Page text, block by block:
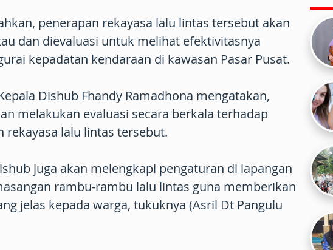
penerapan rekayasa lalu lintas tersebut akan
dan dievaluasi untuk melihat efektivitasnya
kepadatan kendaraan di kawasan Pasar Pusat.
Dishub Fhandy Ramadhona mengatakan,
melakukan evaluasi secara berkala terhadap
rekayasa lalu lintas tersebut.
juga akan melengkapi pengaturan di lapangan
rambu-rambu lalu lintas guna memberikan
jelas kepada warga, tukuknya (Asril Dt Pangulu